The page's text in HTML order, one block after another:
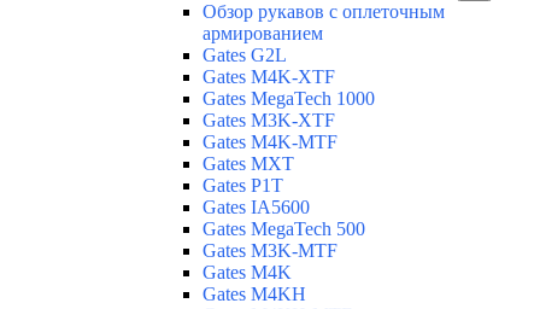
Обзор рукавов с оплеточным
армированием
Gates G2L
Gates M4K-XTF
Gates MegaTech 1000
Gates M3K-XTF
Gates M4K-MTF
Gates MXT
Gates P1T
Gates IA5600
Gates MegaTech 500
Gates M3K-MTF
Gates M4K
Gates M4KH